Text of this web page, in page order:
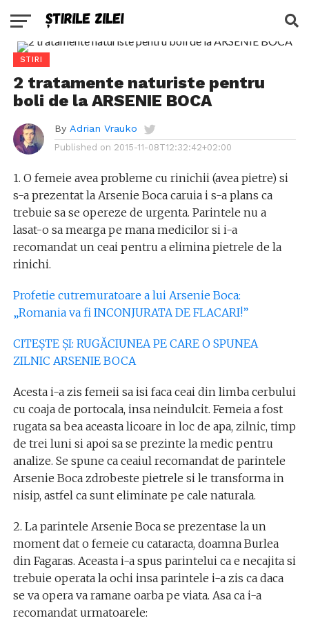
STIRI
2 tratamente naturiste pentru
boli de la ARSENIE BOCA
By Adrian Vrauko
Published on 2015-11-08T12:32:42+02:00
1. O femeie avea probleme cu rinichii (avea pietre) si
s-a prezentat la Arsenie Boca caruia i s-a plans ca
trebuie sa se opereze de urgenta. Parintele nu a
lasat-o sa mearga pe mana medicilor si i-a
recomandat un ceai pentru a elimina pietrele de la
rinichi.
Profetie cutremuratoare a lui Arsenie Boca:
„Romania va fi INCONJURATA DE FLACARI!”
CITEȘTE ȘI: RUGĂCIUNEA PE CARE O SPUNEA
ZILNIC ARSENIE BOCA
Acesta i-a zis femeii sa isi faca ceai din limba cerbului
cu coaja de portocala, insa neindulcit. Femeia a fost
rugata sa bea aceasta licoare in loc de apa, zilnic, timp
de trei luni si apoi sa se prezinte la medic pentru
analize. Se spune ca ceaiul recomandat de parintele
Arsenie Boca zdrobeste pietrele si le transforma in
nisip, astfel ca sunt eliminate pe cale naturala.
2. La parintele Arsenie Boca se prezentase la un
moment dat o femeie cu cataracta, doamna Burlea
din Fagaras. Aceasta i-a spus parintelui ca e necajita si
trebuie operata la ochi insa parintele i-a zis ca daca
se va opera va ramane oarba pe viata. Asa ca i-a
recomandat urmatoarele: